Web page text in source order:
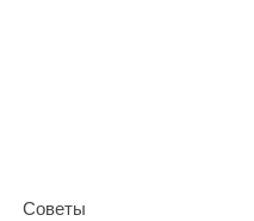
Советы